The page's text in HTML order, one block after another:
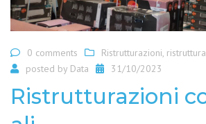
0 comments Ristrutturazioni,
posted by Data 31/10/2023
Ristrutturazioni